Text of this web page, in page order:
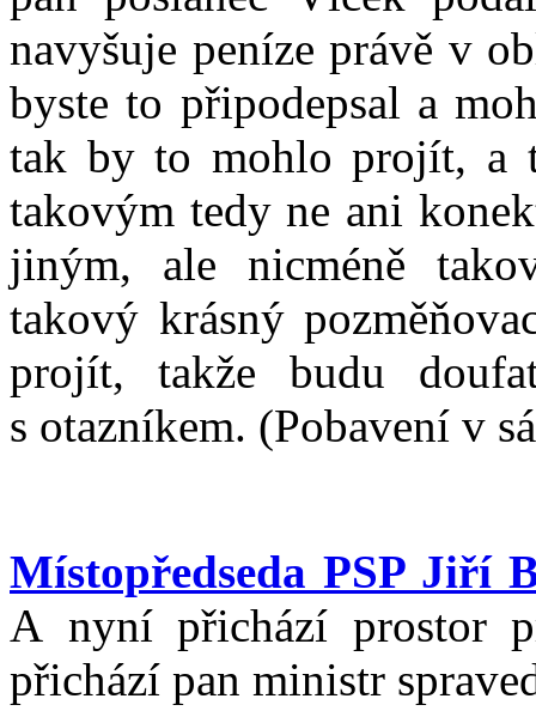
navyšuje peníze právě v
byste to připodepsal a
tak by to mohlo projít, a
takovým tedy ne ani
jiným, ale nicméně
takový krásný
projít, takže budu
s otazníkem. (Pobavení v
Místopředseda PSP Jiří
A nyní přichází prostor
přichází pan ministr